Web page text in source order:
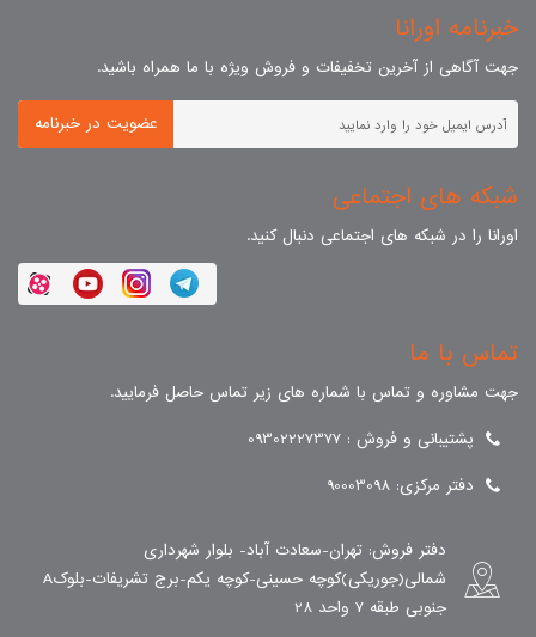
خبرنامه اورانا
جهت آگاهی از آخرین تخفیفات و فروش ویژه با ما همراه باشید.
عضویت در خبرنامه
شبکه های اجتماعی
اورانا را در شبکه های اجتماعی دنبال کنید.
تماس با ما
جهت مشاوره و تماس با شماره های زیر تماس حاصل فرمایید.
پشتیبانی و فروش : 09302227377
دفتر مرکزی: 90003098
دفتر فروش: تهران-سعادت آباد- بلوار شهرداری
شمالی(جوریکی)کوچه حسینی-کوچه یکم-برج تشریفات-بلوکA
جنوبی طبقه 7 واحد 28